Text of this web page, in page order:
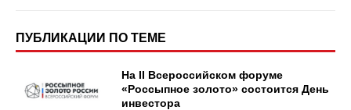
ПУБЛИКАЦИИ ПО ТЕМЕ
На II Всероссийском форуме
«Россыпное золото» состоится День
инвестора